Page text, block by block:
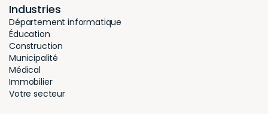
Industries
Département informatique
Éducation
Construction
Municipalité
Médical
Immobilier
Votre secteur